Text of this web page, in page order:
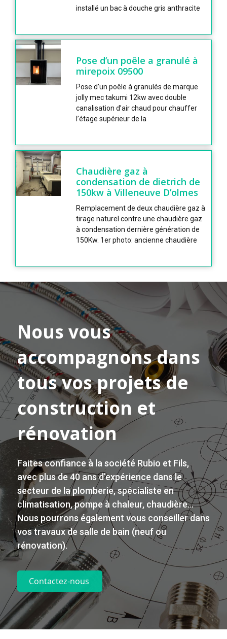
installé un bac à douche gris anthracite
Pose d’un poêle a granulé à
mirepoix 09500
Pose d’un poêle à granulés de marque
jolly mec takumi 12kw avec double
canalisation d’air chaud pour chauffer
l’étage supérieur de la
Chaudière gaz à
condensation de dietrich de
150kw à Villeneuve D’olmes
Remplacement de deux chaudière gaz à
tirage naturel contre une chaudière gaz
à condensation dernière génération de
150Kw. 1er photo: ancienne chaudière
Nous vous
accompagnons dans
tous vos projets de
construction et
rénovation
Faites confiance à la société Rubio et Fils,
avec plus de 40 ans d’expérience dans le
secteur de la plomberie, spécialiste en
climatisation, pompe à chaleur, chaudière…
Nous pourrons également vous conseiller dans
vos travaux de salle de bain (neuf ou
rénovation).
Contactez-nous